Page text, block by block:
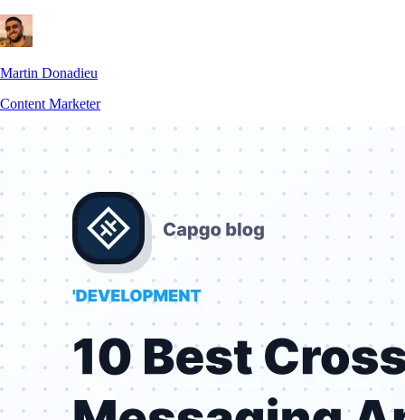
Martin Donadieu
Content Marketer